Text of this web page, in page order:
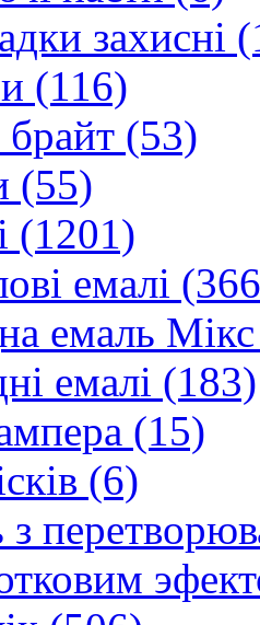
захисні
(116)
(53)
(55)
(1201)
емалі
емаль
емалі (183)
(15)
(6)